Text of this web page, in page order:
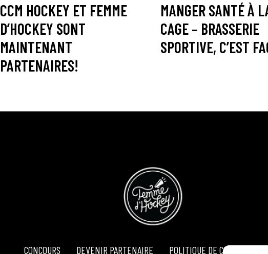
CCM HOCKEY ET FEMME
D’HOCKEY SONT
MAINTENANT
PARTENAIRES!
MANGER SANTÉ À
CAGE – BRASSERIE
SPORTIVE, C’EST
CONCOURS DEVENIR PARTENAIRE POLITIQUE DE